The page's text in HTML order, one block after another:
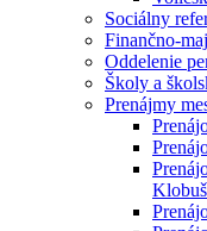
Sociálny
Finančno-
Oddelenie
Školy a
Prenájmy